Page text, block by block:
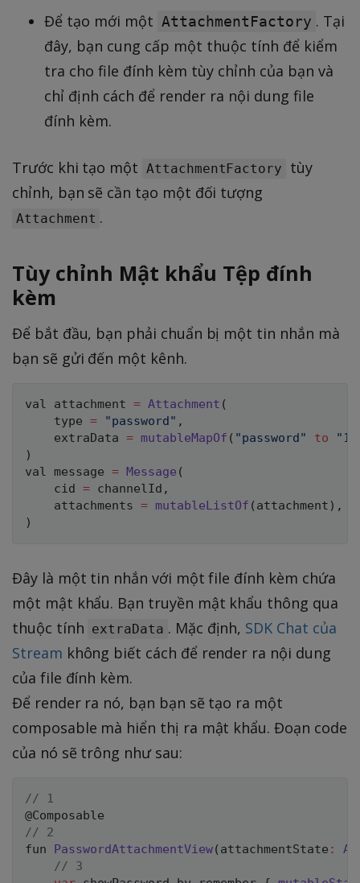
Để tạo mới một AttachmentFactory . Tại
đây, bạn cung cấp một thuộc tính để kiểm
tra cho file đính kèm tùy chỉnh của bạn và
chỉ định cách để render ra nội dung file
đính kèm.
Trước khi tạo một AttachmentFactory
tùy
chỉnh, bạn sẽ cần tạo một đối tượng
Attachment .
Tùy chỉnh Mật khẩu Tệp đính
kèm
Để bắt đầu, bạn phải chuẩn bị một tin nhắn mà
bạn sẽ gửi đến một kênh.
val attachment = Attachment (
    type
= "password" ,
    extraData
= mutableMapOf ( "password" to
)
val message = Message (
    cid
= channelId ,
    attachments
= mutableListOf ( attachment ) ,
)
Đây là một tin nhắn với một file đính kèm chứa
một mật khẩu. Bạn truyền mật khẩu thông qua
thuộc tính extraData . Mặc định, SDK Chat của
Stream không biết cách để render ra nội dung
của file đính kèm.
Để render ra nó, bạn bạn sẽ tạo ra một
composable mà hiển thị ra mật khẩu. Đoạn code
của nó sẽ trông như sau:
// 1
@Composable
// 2
fun PasswordAttachmentView( attachmentState :
// 3